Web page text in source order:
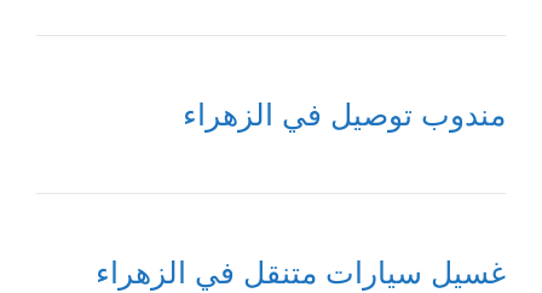
مندوب توصيل في الزهراء
غسيل سيارات متنقل في الزهراء